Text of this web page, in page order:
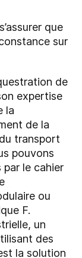
que
sur
de
expertise
la
de la
transport
pouvons
par le cahier
ou
F.
un
des
la solution